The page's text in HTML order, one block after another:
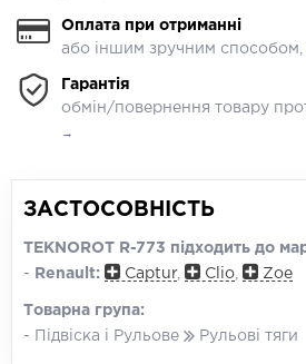
Оплата при отриманні
або іншим зручним способом,
Гарантія
обмін/повернення товару
→
ЗАСТОСОВНІСТЬ
TEKNOROT R-773 підходить до
-
Renault: Captur, Clio Zoe
Товарна група:
- Підвіска і Рульове
Рульові тяги